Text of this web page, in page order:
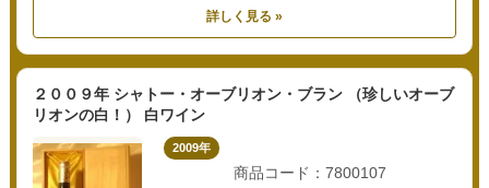
詳しく見る »
２００９年 シャトー・オーブリオン・ブラン （珍しいオーブ
リオンの白！） 白ワイン
2009年
商品コード：7800107